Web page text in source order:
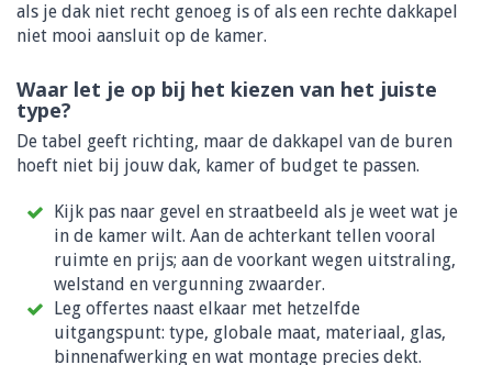
als je dak niet recht genoeg is of als een rechte dakkapel
niet mooi aansluit op de kamer.
Waar let je op bij het kiezen van het juiste
type?
De tabel geeft richting, maar de dakkapel van de buren
hoeft niet bij jouw dak, kamer of budget te passen.
Kijk pas naar gevel en straatbeeld als je weet wat je
in de kamer wilt. Aan de achterkant tellen vooral
ruimte en prijs; aan de voorkant wegen uitstraling,
welstand en vergunning zwaarder.
Leg offertes naast elkaar met hetzelfde
uitgangspunt: type, globale maat, materiaal, glas,
binnenafwerking en wat montage precies dekt.